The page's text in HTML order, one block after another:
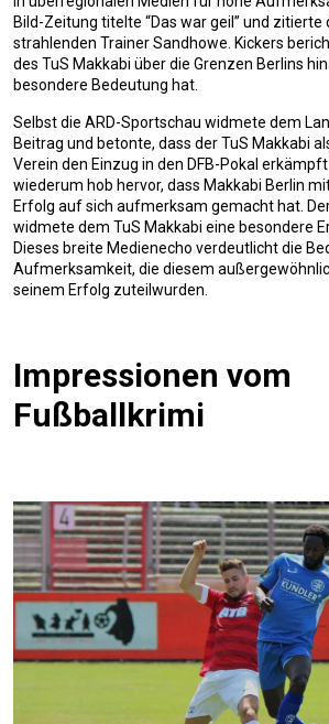
Bild-Zeitung titelte “Das war geil” und zitierte
strahlenden Trainer Sandhowe. Kickers
des TuS Makkabi über die Grenzen Berlins
besondere Bedeutung hat.
Selbst die ARD-Sportschau widmete dem
Beitrag und betonte, dass der TuS Makkabi
Verein den Einzug in den DFB-Pokal erkämpft
wiederum hob hervor, dass Makkabi Berlin
Erfolg auf sich aufmerksam gemacht hat.
widmete dem TuS Makkabi eine besondere
Dieses breite Medienecho verdeutlicht die
Aufmerksamkeit, die diesem
seinem Erfolg zuteilwurden.
Impressionen vom
Fußballkrimi